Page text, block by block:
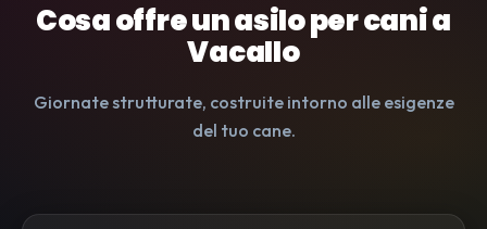
Cosa offre un asilo per cani a
Vacallo
Giornate strutturate, costruite intorno alle esigenze
del tuo cane.